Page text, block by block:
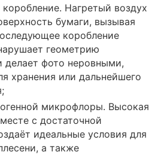
Нагретый воздух
бумаги, вызывая
коробление
геометрию
делает фото неровными,
хранения или дальнейшего
микрофлоры. Высокая
с достаточной
идеальные условия для
а также